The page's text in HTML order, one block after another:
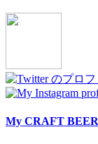
tabs
change
My CRAFT